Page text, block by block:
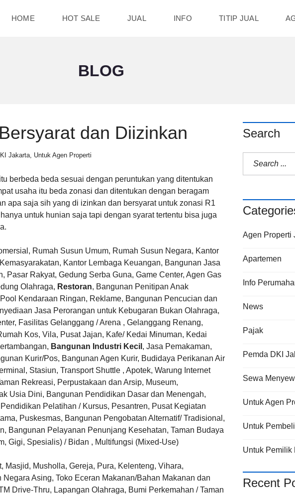
HOME HOT SALE JUAL INFO TITIP JUAL
BLOG
dan Diizinkan
Jakarta, Untuk Agen Properti
berbeda beda sesuai dengan peruntukan yang ditentukan
usaha itu beda zonasi dan ditentukan dengan beragam
apa saja sih yang di izinkan dan bersyarat untuk zonasi R1
untuk hunian saja tapi dengan syarat tertentu bisa juga
Rumah Susun Umum, Rumah Susun Negara, Kantor
Kantor Lembaga Keuangan, Bangunan Jasa
Pasar Rakyat, Gedung Serba Guna, Game Center, Agen Gas
Olahraga, Restoran, Bangunan Penitipan Anak
Kendaraan Ringan, Reklame, Bangunan Pencucian dan
Jasa Perorangan untuk Kebugaran Bukan Olahraga,
Fasilitas Gelanggang / Arena , Gelanggang Renang,
Kos, Vila, Pusat Jajan, Kafe/ Kedai Minuman, Kedai
Bangunan Industri Kecil , Jasa Pemakaman,
Kurir/Pos, Bangunan Agen Kurir, Budidaya Perikanan Air
Stasiun, Transport Shuttle , Apotek, Warung Internet
Rekreasi, Perpustakaan dan Arsip, Museum,
Usia Dini, Bangunan Pendidikan Dasar dan Menengah,
Pelatihan / Kursus, Pesantren, Pusat Kegiatan
Puskesmas, Bangunan Pengobatan Alternatif/ Tradisional,
Bangunan Pelayanan Penunjang Kesehatan, Taman Budaya
Gigi, Spesialis) / Bidan , Multifungsi (Mixed-Use)
Masjid, Musholla, Gereja, Pura, Kelenteng, Vihara,
Asing, Toko Eceran Makanan/Bahan Makanan dan
Drive-Thru, Lapangan Olahraga, Bumi Perkemahan / Taman
Search
Agen Properti
Apartemen
Info
News
Pajak
Pemda DKI
Sewa
Untuk Agen
Untuk
Untuk Pemilik
Recent